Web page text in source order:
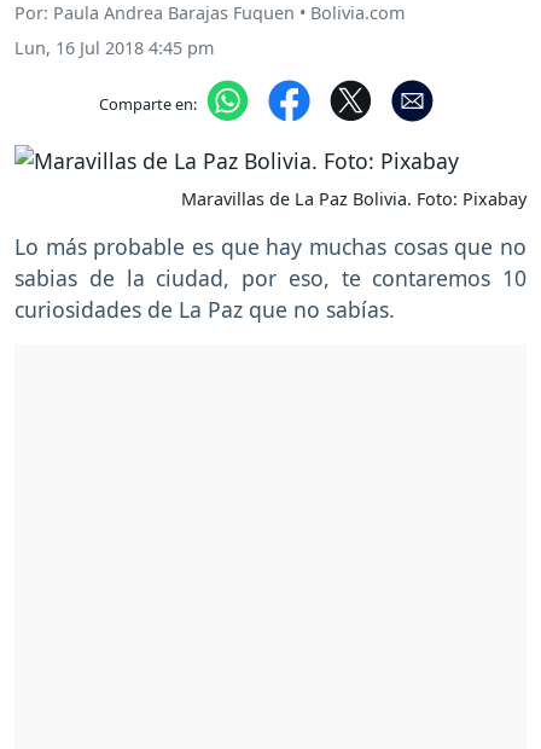
Por: Paula Andrea Barajas Fuquen • Bolivia.com
Lun, 16 Jul 2018 4:45 pm
Comparte en:
Maravillas de La Paz Bolivia. Foto: Pixabay
Lo más probable es que hay muchas cosas que no
sabias de la ciudad, por eso, te contaremos 10
curiosidades de La Paz que no sabías.